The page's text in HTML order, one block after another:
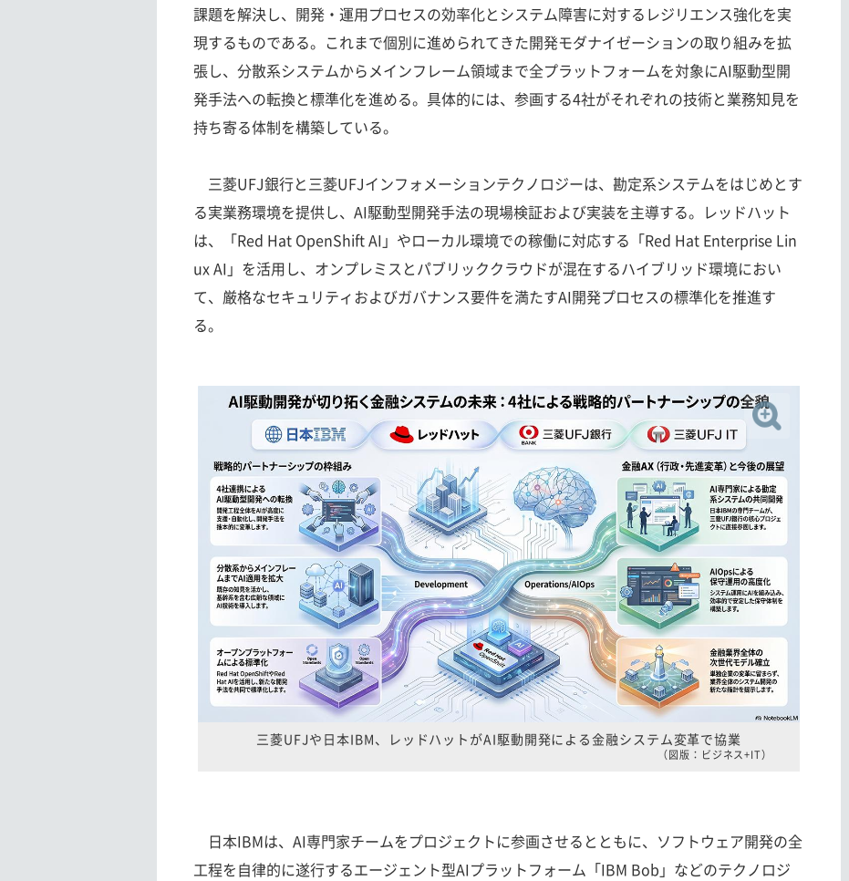
課題を解決し、開発・運用プロセスの効率化とシステム障害に対するレジリエンス強化を実
現するものである。これまで個別に進められてきた開発モダナイゼーションの取り組みを拡
張し、分散系システムからメインフレーム領域まで全プラットフォームを対象にAI駆動型開
発手法への転換と標準化を進める。具体的には、参画する4社がそれぞれの技術と業務知見を
持ち寄る体制を構築している。
三菱UFJ銀行と三菱UFJインフォメーションテクノロジーは、勘定系システムをはじめとす
る実業務環境を提供し、AI駆動型開発手法の現場検証および実装を主導する。レッドハット
は、「Red Hat OpenShift AI」やローカル環境での稼働に対応する「Red Hat Enterprise Lin
ux AI」を活用し、オンプレミスとパブリッククラウドが混在するハイブリッド環境におい
て、厳格なセキュリティおよびガバナンス要件を満たすAI開発プロセスの標準化を推進す
る。
三菱UFJや日本IBM、レッドハットがAI駆動開発による金融システム変革で協業
（図版：ビジネス+IT）
日本IBMは、AI専門家チームをプロジェクトに参画させるとともに、ソフトウェア開発の全
工程を自律的に遂行するエージェント型AIプラットフォーム「IBM Bob」などのテクノロジ